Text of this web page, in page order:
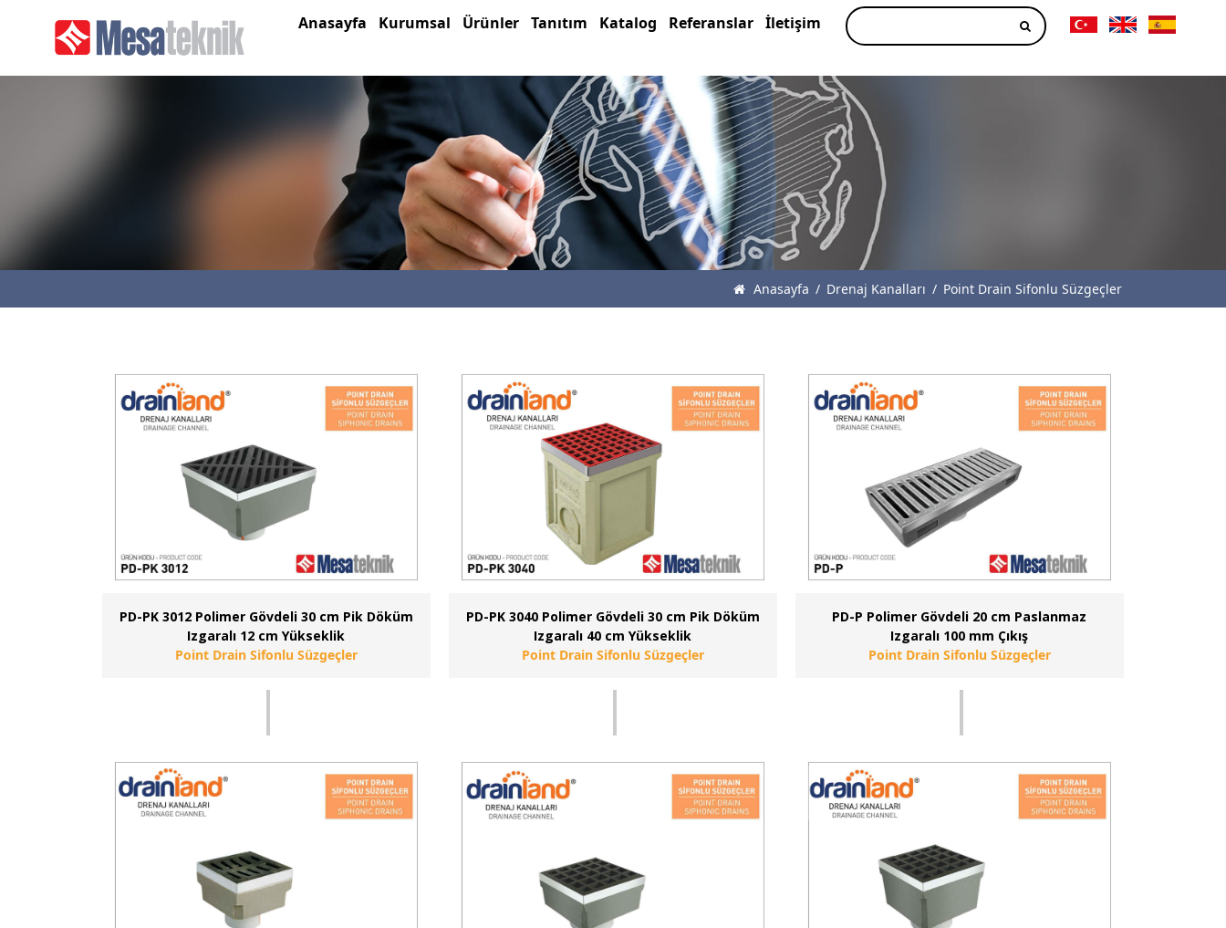
Anasayfa Kurumsal Ürünler Tanıtım Katalog Referanslar İletişim
Anasayfa / Drenaj Kanalları / Point Drain Sifonlu Süzgeçler
PD-PK 3012 Polimer Gövdeli 30 cm Pik Döküm
Izgaralı 12 cm Yükseklik
Point Drain Sifonlu Süzgeçler
PD-PK 3040 Polimer Gövdeli 30 cm Pik Döküm
Izgaralı 40 cm Yükseklik
Point Drain Sifonlu Süzgeçler
PD-P Polimer Gövdeli 20 cm Paslanmaz
Izgaralı 100 mm Çıkış
Point Drain Sifonlu Süzgeçler